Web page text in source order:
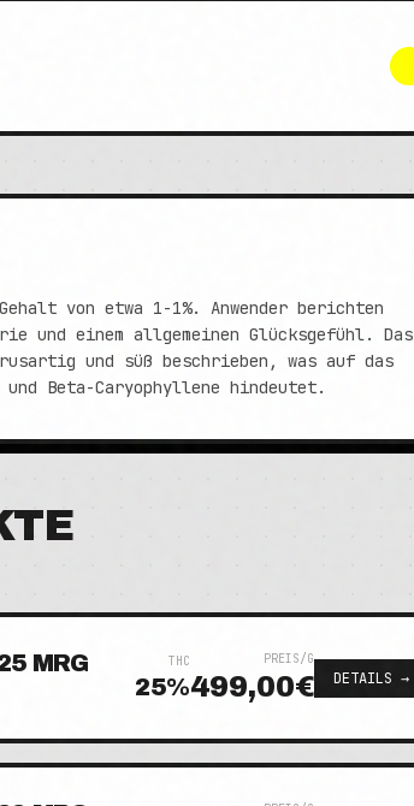
von etwa 1-1%. Anwender berichten
und einem allgemeinen Glücksgefühl. Das
und süß beschrieben, was auf das
und Beta-Caryophyllene hindeutet.
MRG THC
25%
PREIS/G
499,00€ DETAILS →